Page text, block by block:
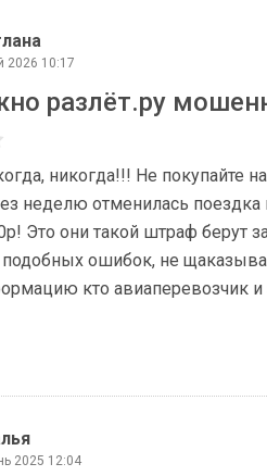
2026 10:17
разлёт.ру
никогда!!! Не покупайте
неделю отменилась
Это они такой штраф берут
ошибок, не
кто авиаперевозчик и
2025 12:04